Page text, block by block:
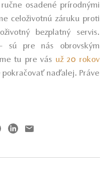
osadené prírodnými
celoživotnú záruku proti
bezplatný servis.
sú pre nás obrovským
tu pre vás už 20 rokov
naďalej. Práve